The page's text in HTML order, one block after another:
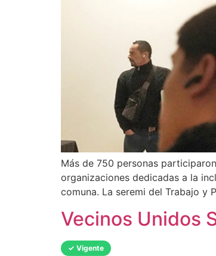
Más de 750 personas
organizaciones dedicadas a la
comuna. La seremi del Trabajo y
Vecinos Unidos
✓ Vigente